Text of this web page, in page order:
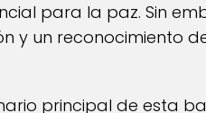
para la paz. Sin
y un reconocimiento
principal de esta